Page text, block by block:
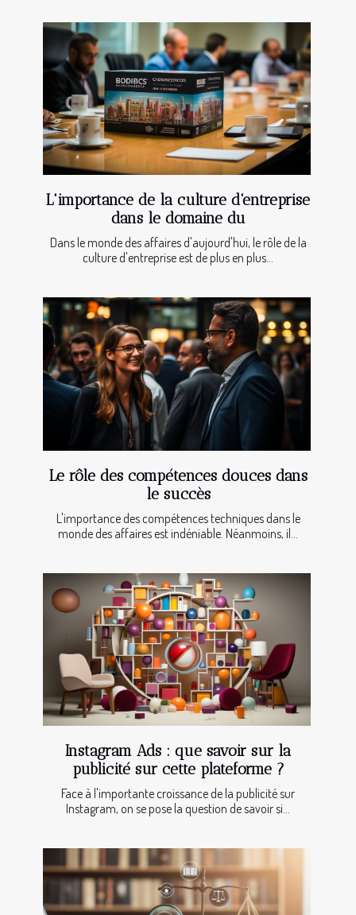
L'importance de la culture d'entreprise
dans le domaine du
Dans le monde des affaires d'aujourd'hui, le rôle de la
culture d'entreprise est de plus en plus...
Le rôle des compétences douces dans
le succès
L'importance des compétences techniques dans le
monde des affaires est indéniable. Néanmoins, il...
Instagram Ads : que savoir sur la
publicité sur cette plateforme ?
Face à l'importante croissance de la publicité sur
Instagram, on se pose la question de savoir si...